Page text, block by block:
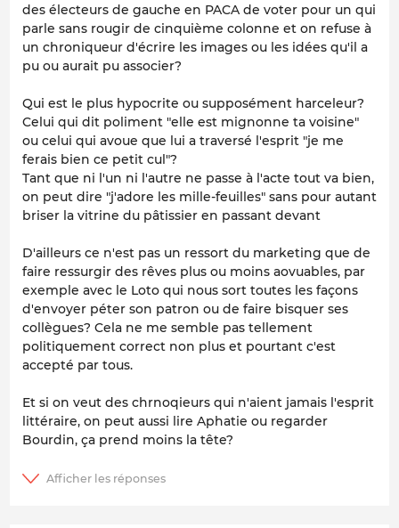
des électeurs de gauche en PACA de voter pour un qui
parle sans rougir de cinquième colonne et on refuse à
un chroniqueur d'écrire les images ou les idées qu'il a
pu ou aurait pu associer?
Qui est le plus hypocrite ou supposément harceleur?
Celui qui dit poliment "elle est mignonne ta voisine"
ou celui qui avoue que lui a traversé l'esprit "je me
ferais bien ce petit cul"?
Tant que ni l'un ni l'autre ne passe à l'acte tout va bien,
on peut dire "j'adore les mille-feuilles" sans pour autant
briser la vitrine du pâtissier en passant devant
D'ailleurs ce n'est pas un ressort du marketing que de
faire ressurgir des rêves plus ou moins aovuables, par
exemple avec le Loto qui nous sort toutes les façons
d'envoyer péter son patron ou de faire bisquer ses
collègues? Cela ne me semble pas tellement
politiquement correct non plus et pourtant c'est
accepté par tous.
Et si on veut des chrnoqieurs qui n'aient jamais l'esprit
littéraire, on peut aussi lire Aphatie ou regarder
Bourdin, ça prend moins la tête?